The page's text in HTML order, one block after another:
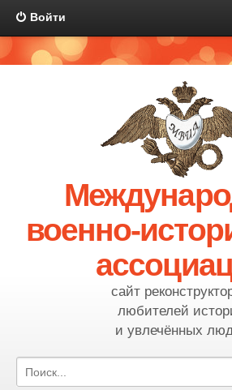
Войти
военно-
сайт
любителей
и увлечённых